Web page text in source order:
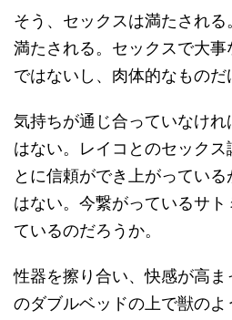
そう、セックスは満たされ
満たされる。セックスで大
ではないし、肉体的なものだ
気持ちが通じ合っていなけれ
はない。レイコとのセック
とに信頼ができ上がってい
はない。今繋がっているサ
ているのだろうか。
性器を擦り合い、快感が高
のダブルベッドの上で獣のよ